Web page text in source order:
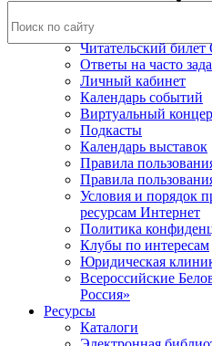
Читательский
Ответы на часто
Личный кабинет
Календарь событий
Виртуальный
Подкасты
Календарь выставок
Правила
Правила
Условия и порядок
ресурсам Интернет
Политика
Клубы по интересам
Юридическая
Всероссийские
Россия»
Ресурсы
Каталоги